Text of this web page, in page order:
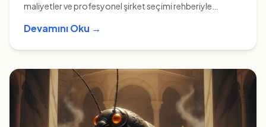
maliyetler ve profesyonel şirket seçimi rehberiyle
Devamını Oku →